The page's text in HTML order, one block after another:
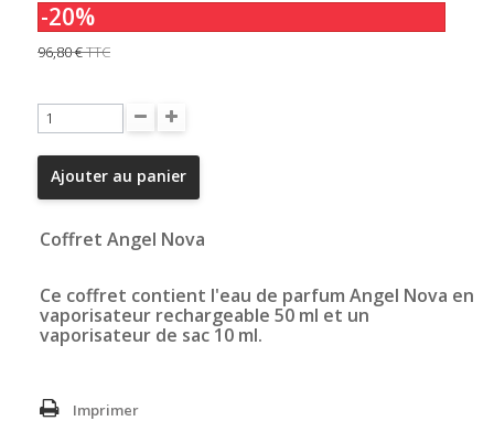
-20%
96,80 €TTC
Ajouter au panier
Coffret Angel Nova
Ce coffret contient l'eau de parfum Angel Nova en
vaporisateur rechargeable 50 ml et un
vaporisateur de sac 10 ml.
Imprimer